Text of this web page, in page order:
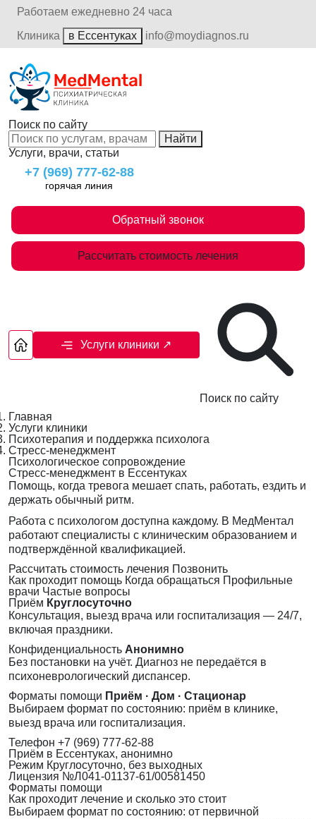
Работаем ежедневно 24 часа
Клиника
в Ессентуках info@moydiagnos.ru
Поиск по сайту
Найти
Услуги, врачи, статьи
+7 (969) 777-62-88
горячая линия
Обратный звонок
Рассчитать стоимость лечения
Услуги клиники ↗
Поиск по сайту
Главная
Услуги клиники
Психотерапия и поддержка психолога
Стресс-менеджмент
Психологическое сопровождение
Стресс-менеджмент в Ессентуках
Помощь, когда тревога мешает спать, работать, ездить и
держать обычный ритм.
Работа с психологом доступна каждому. В МедМентал
работают специалисты с клиническим образованием и
подтверждённой квалификацией.
Рассчитать стоимость лечения Позвонить
Как проходит помощь Когда обращаться Профильные
врачи Частые вопросы
Приём Круглосуточно
Консультация, выезд врача или госпитализация — 24/7,
включая праздники.
Конфиденциальность Анонимно
Без постановки на учёт. Диагноз не передаётся в
психоневрологический диспансер.
Форматы помощи Приём · Дом · Стационар
Выбираем формат по состоянию: приём в клинике,
выезд врача или госпитализация.
Телефон +7 (969) 777-62-88
Приём в Ессентуках, анонимно
Режим Круглосуточно, без выходных
Лицензия №Л041-01137-61/00581450
Форматы помощи
Как проходит лечение и сколько это стоит
Выбираем формат по состоянию: от первичной